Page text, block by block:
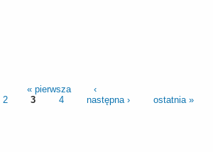
« pierwsza
‹
2 3 4 następna › ostatnia »